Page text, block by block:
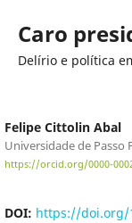
Caro
Delírio e política
Felipe Cittolin Abal
Universidade de Passo
https://orcid.org/0000-
DOI: https://doi.org/